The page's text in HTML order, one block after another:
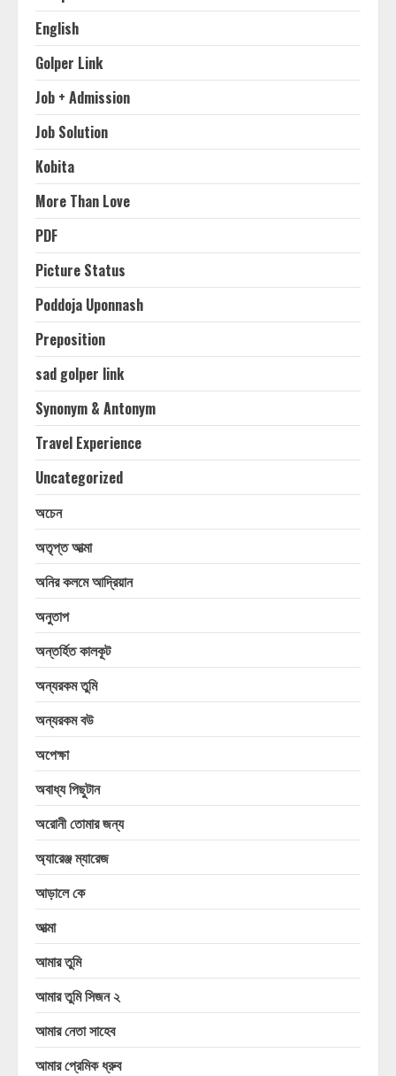
English
Golper Link
Job + Admission
Job Solution
Kobita
More Than Love
PDF
Picture Status
Poddoja Uponnash
Preposition
sad golper link
Synonym & Antonym
Travel Experience
Uncategorized
অচেন
অতৃপ্ত আত্মা
অনির কলমে আদ্রিয়ান
অনুতাপ
অন্তর্হিত কালকূট
অন্যরকম তুমি
অন্যরকম বউ
অপেক্ষা
অবাধ্য পিছুটান
অরোনী তোমার জন্য
অ্যারেঞ্জ ম্যারেজ
আড়ালে কে
আত্মা
আমার তুমি
আমার তুমি সিজন ২
আমার নেতা সাহেব
আমার প্রেমিক ধ্রুব